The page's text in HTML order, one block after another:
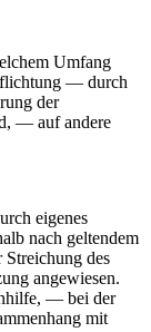
Umfang
— durch
der
— auf andere
eigenes
nach geltendem
Streichung des
angewiesen.
— bei der
mit